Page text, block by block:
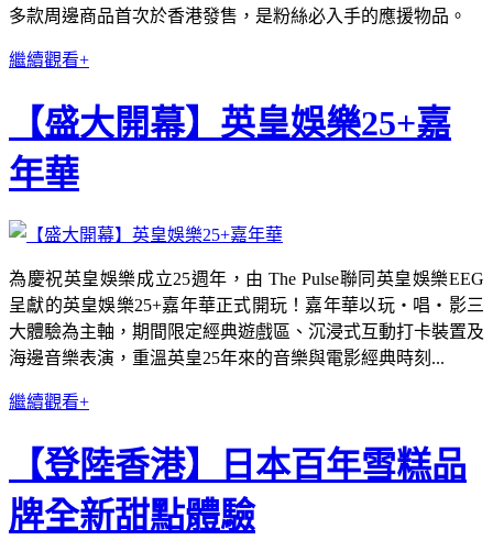
多款周邊商品首次於香港發售，是粉絲必入手的應援物品。
繼續觀看+
【盛大開幕】英皇娛樂25+嘉
年華
為慶祝英皇娛樂成立25週年，由 The Pulse聯同英皇娛樂EEG
呈獻的英皇娛樂25+嘉年華正式開玩！嘉年華以玩・唱・影三
大體驗為主軸，期間限定經典遊戲區、沉浸式互動打卡裝置及
海邊音樂表演，重溫英皇25年來的音樂與電影經典時刻...
繼續觀看+
【登陸香港】日本百年雪糕品
牌全新甜點體驗